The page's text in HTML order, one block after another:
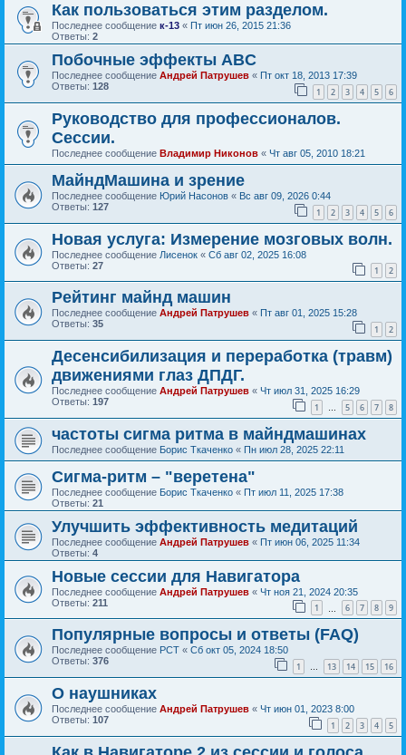
Как пользоваться этим разделом.
Последнее сообщение к-13 « Пт июн 26, 2015 21:36
Ответы: 2
Побочные эффекты ABC
Последнее сообщение Андрей Патрушев « Пт окт 18, 2013 17:39
Ответы: 128 1 2 3 4 5 6
Руководство для профессионалов.
Сессии.
Последнее сообщение Владимир Никонов « Чт авг 05, 2010 18:21
МайндМашина и зрение
Последнее сообщение Юрий Насонов « Вс авг 09, 2026 0:44
Ответы: 127 1 2 3 4 5 6
Новая услуга: Измерение мозговых волн.
Последнее сообщение Лисенок « Сб авг 02, 2025 16:08
Ответы: 27 1 2
Рейтинг майнд машин
Последнее сообщение Андрей Патрушев « Пт авг 01, 2025 15:28
Ответы: 35 1 2
Десенсибилизация и переработка (травм)
движениями глаз ДПДГ.
Последнее сообщение Андрей Патрушев « Чт июл 31, 2025 16:29
Ответы: 197 1 … 5 6 7 8
частоты сигма ритма в майндмашинах
Последнее сообщение Борис Ткаченко « Пн июл 28, 2025 22:11
Сигма-ритм – "веретена"
Последнее сообщение Борис Ткаченко « Пт июл 11, 2025 17:38
Ответы: 21
Улучшить эффективность медитаций
Последнее сообщение Андрей Патрушев « Пт июн 06, 2025 11:34
Ответы: 4
Новые сессии для Навигатора
Последнее сообщение Андрей Патрушев « Чт ноя 21, 2024 20:35
Ответы: 211 1 6 7 8 9
Популярные вопросы и ответы (FAQ)
Последнее сообщение РСТ « Сб окт 05, 2024 18:50
Ответы: 376 1 … 13 14 15 16
О наушниках
Последнее сообщение Андрей Патрушев « Чт июн 01, 2023 8:00
Ответы: 107 1 2 3 4 5